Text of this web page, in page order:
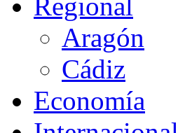
Aragón
Cádiz
Economía